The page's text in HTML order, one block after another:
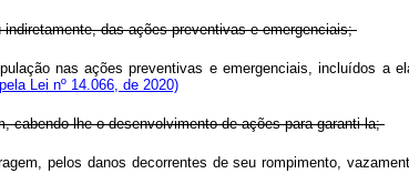
das ações preventivas e emergenciais;
nas ações preventivas e emergenciais, incluídos a
Lei nº 14.066, de 2020)
cabendo-lhe o desenvolvimento de ações para garanti-la;
pelos danos decorrentes de seu rompimento,